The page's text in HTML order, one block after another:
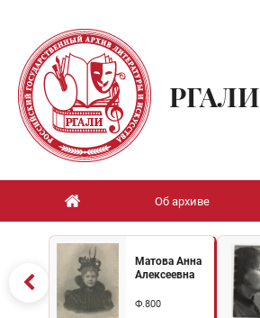
РГАЛИ
Об архиве
Матова Анна
Алексеевна
Ф.800